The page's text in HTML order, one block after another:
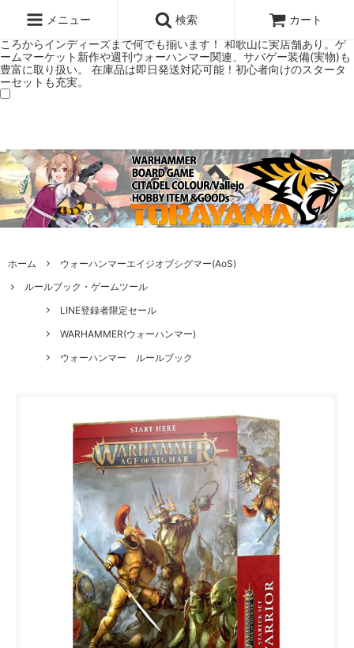
ミアムショップTORAYAMA。通販・オンラインショップです！ ウォー
ハンマーとボードゲームのことなら当店へ！ボードゲームもメジャーど
ころからインディーズまで何でも揃います！ 和歌山に実店舗あり。ゲ
ームマーケット新作や週刊ウォーハンマー関連、サバゲー装備(実物)も
豊富に取り扱い。 在庫品は即日発送対応可能！初心者向けのスタータ
ーセットも充実。
メニュー 検索 カート
ホーム
ウォーハンマーエイジオブシグマー(AoS)
ルールブック・ゲームツール
LINE登録者限定セール
WARHAMMER(ウォーハンマー)
ウォーハンマー ルールブック